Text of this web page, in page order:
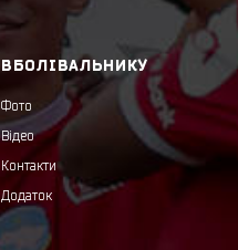
ВБОЛІВАЛЬНИКУ
Фото
Відео
Контакти
Додаток